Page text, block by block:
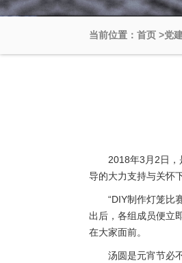
当前位置：首页 >党
2018年3月2日
导的大力支持与关怀
“DIY制作灯笼比
出后，各组成员便立
在大家面前。
汤圆是元宵节必